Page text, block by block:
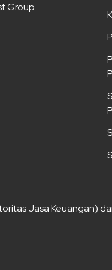
Group
Jasa Keuangan)